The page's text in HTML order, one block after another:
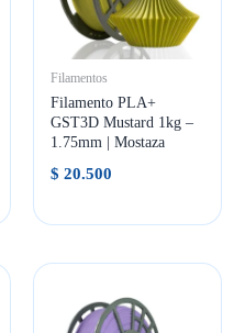
Filamentos
Filamento PLA+
GST3D Mustard 1kg –
1.75mm | Mostaza
$ 20.500